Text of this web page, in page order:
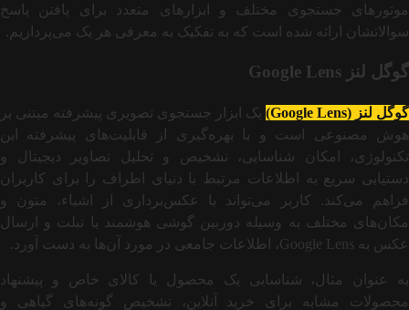
موتورهای جستجوی مختلف و ابزارهای متعدد برای یافتن پاسخ
سوالاتشان ارائه شده است که به تفکیک به معرفی هر یک می‌پردازیم.
گوگل لنز Google Lens
گوگل لنز (Google Lens)
یک ابزار جستجوی تصویری پیشرفته مبتنی بر
هوش مصنوعی است و با بهره‌گیری از قابلیت‌های پیشرفته این
تکنولوژی، امکان شناسایی، تشخیص و تحلیل تصاویر دیجیتال و
دستیابی سریع به اطلاعات مرتبط با دنیای اطراف را برای کاربران
فراهم می‌کند. کاربر می‌تواند با عکس‌برداری از اشیاء، متون و
مکان‌های مختلف به وسیله دوربین گوشی هوشمند یا تبلت و ارسال
عکس به Google Lens، اطلاعات جامعی در مورد آن‌ها به دست آورد.
به عنوان مثال، شناسایی یک محصول یا کالای خاص و پیشنهاد
محصولات مشابه برای خرید آنلاین، تشخیص گونه‌های گیاهی و